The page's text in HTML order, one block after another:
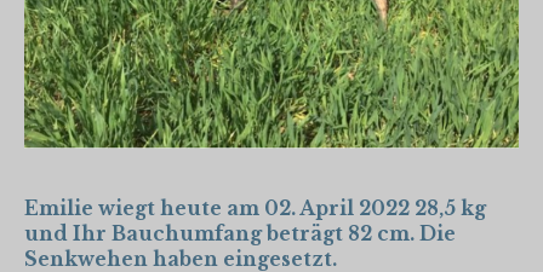
Emilie wiegt heute am 02. April 2022 28,5 kg
und Ihr Bauchumfang beträgt 82 cm. Die
Senkwehen haben eingesetzt.